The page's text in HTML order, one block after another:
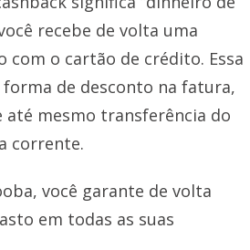
recebe de volta uma
com o cartão de crédito. Essa
de desconto na fatura,
até mesmo transferência do
corrente.
você garante de volta
em todas as suas